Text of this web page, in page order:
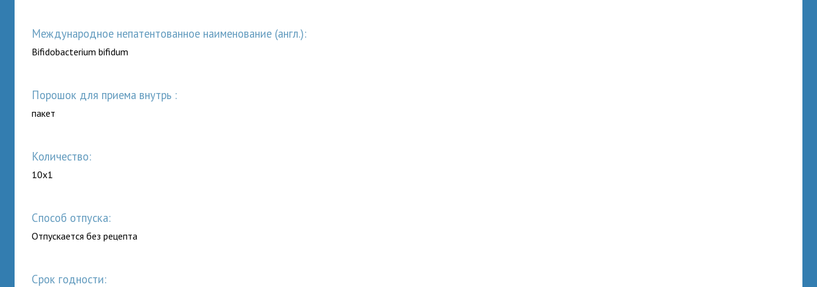
Международное непатентованное наименование (англ.):
Bifidobacterium bifidum
порошок для приема внутрь :
пакет
Количество:
10x1
Способ отпуска:
Отпускается без рецепта
Срок годности: